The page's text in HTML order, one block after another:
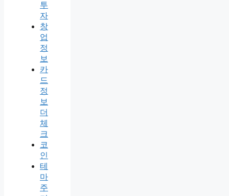
투
자
창
업
정
보
카
드
정
보
더
체
크
코
인
테
마
주